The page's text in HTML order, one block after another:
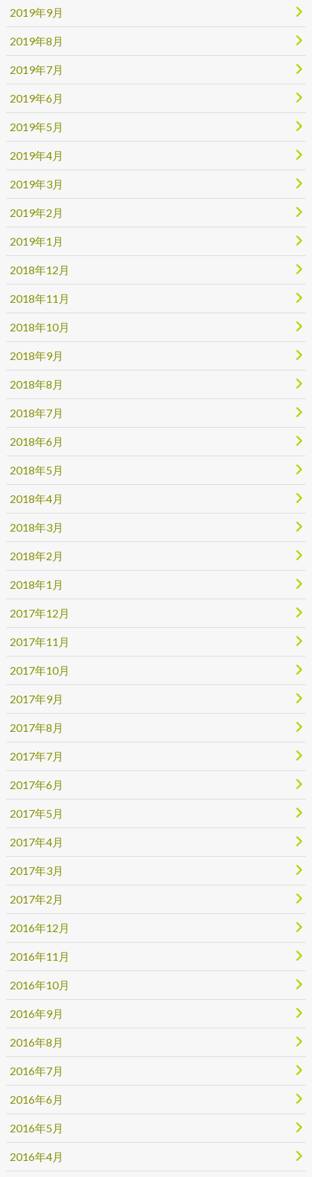
2019年9月
2019年8月
2019年7月
2019年6月
2019年5月
2019年4月
2019年3月
2019年2月
2019年1月
2018年12月
2018年11月
2018年10月
2018年9月
2018年8月
2018年7月
2018年6月
2018年5月
2018年4月
2018年3月
2018年2月
2018年1月
2017年12月
2017年11月
2017年10月
2017年9月
2017年8月
2017年7月
2017年6月
2017年5月
2017年4月
2017年3月
2017年2月
2016年12月
2016年11月
2016年10月
2016年9月
2016年8月
2016年7月
2016年6月
2016年5月
2016年4月